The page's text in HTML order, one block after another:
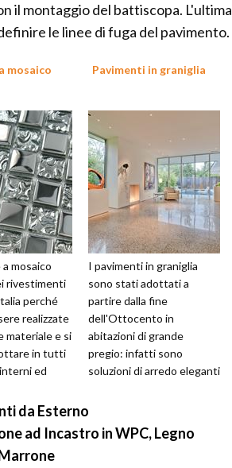
il montaggio del battiscopa. L'ultima
le linee di fuga del pavimento.
mosaico
mosaico
rivestimenti
perché
realizzate
materiale e si
in tutti
ed
Pavimenti in graniglia
I pavimenti in graniglia
sono stati adottati a
partire dalla fine
dell'Ottocento in
abitazioni di grande
pregio: infatti sono
soluzioni di arredo eleganti
da Esterno
ad Incastro in WPC, Legno